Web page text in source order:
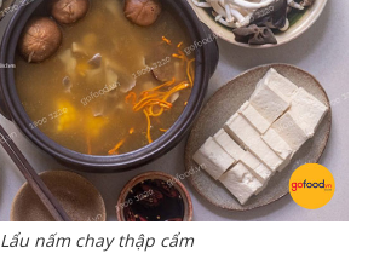
Lẩu nấm chay thập cẩm